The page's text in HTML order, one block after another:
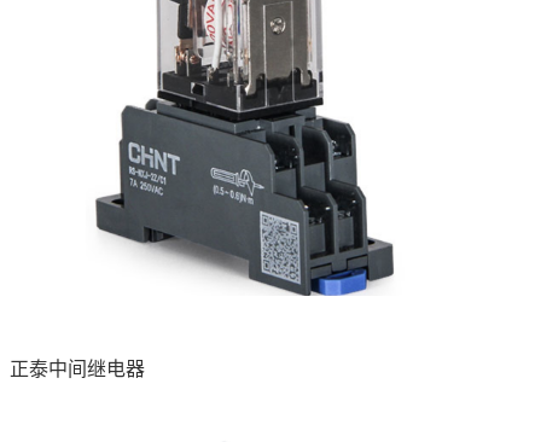
正泰中间继电器